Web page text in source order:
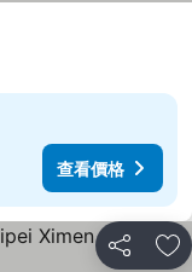
查看價格
分享 放